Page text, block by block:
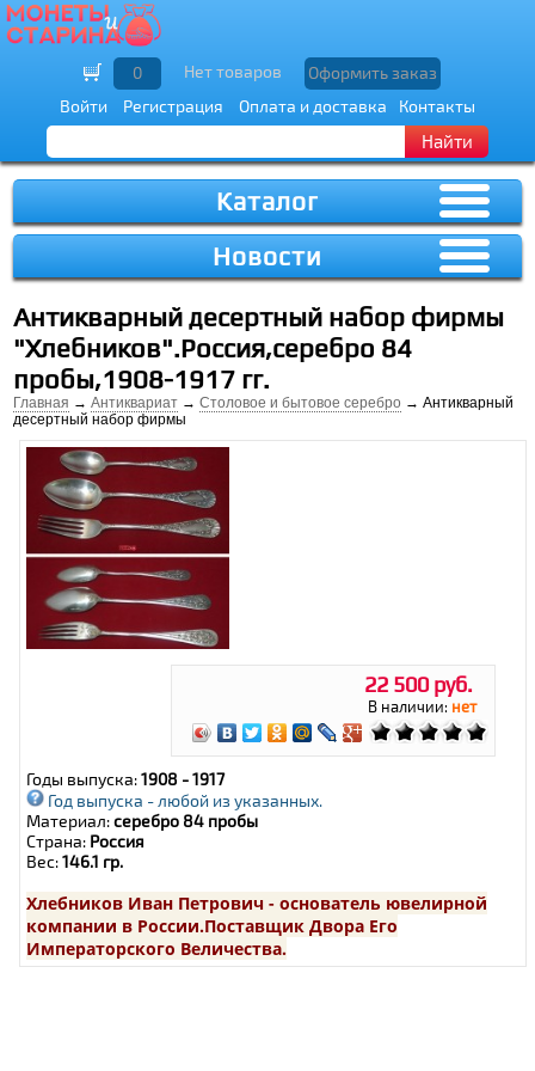
Войти Регистрация Оплата и доставка Контакты
Найти
0 Нет товаров Оформить заказ
Каталог
Новости
Антикварный десертный набор фирмы
"Хлебников".Россия,серебро 84
пробы,1908-1917 гг.
Главная →Антиквариат →Столовое и бытовое серебро → Антикварный
десертный набор фирмы
22 500 руб.
В наличии: нет
Годы выпуска:1908 - 1917
Год выпуска - любой из указанных.
Материал:серебро 84 пробы
Страна: Россия
Вес:146.1 гр.
Хлебников Иван Петрович - основатель ювелирной
компании в России.Поставщик Двора Его
Императорского Величества.